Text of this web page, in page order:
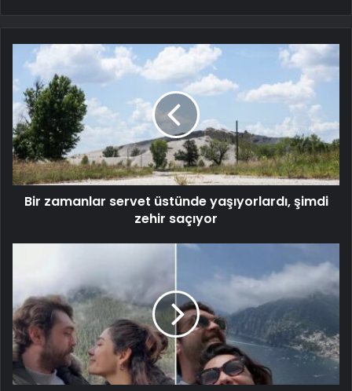
Bir zamanlar servet üstünde yaşıyorlardı, şimdi
zehir saçıyor